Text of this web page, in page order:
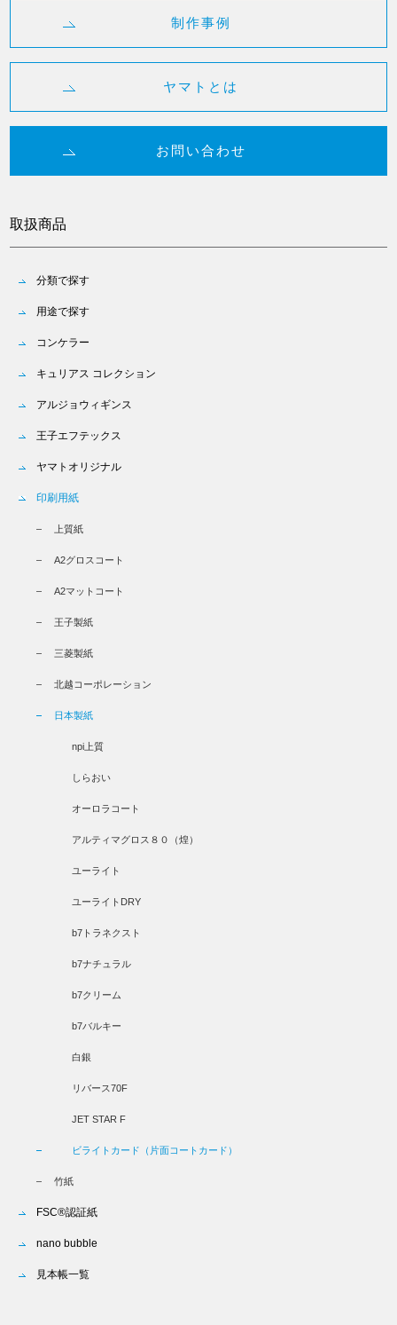
制作事例
ヤマトとは
お問い合わせ
取扱商品
分類で探す
用途で探す
コンケラー
キュリアス コレクション
アルジョウィギンス
王子エフテックス
ヤマトオリジナル
印刷用紙
上質紙
A2グロスコート
A2マットコート
王子製紙
三菱製紙
北越コーポレーション
日本製紙
npi上質
しらおい
オーロラコート
アルティマグロス８０（煌）
ユーライト
ユーライトDRY
b7トラネクスト
b7ナチュラル
b7クリーム
b7バルキー
白銀
リバース70F
JET STAR F
ビライトカード（片面コートカード）
竹紙
FSC®認証紙
nano bubble
見本帳一覧